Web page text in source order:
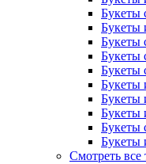
Букеты
Букеты
Букеты
Букеты
Букеты
Букеты
Букеты
Букеты
Букеты
Букеты
Смотреть все